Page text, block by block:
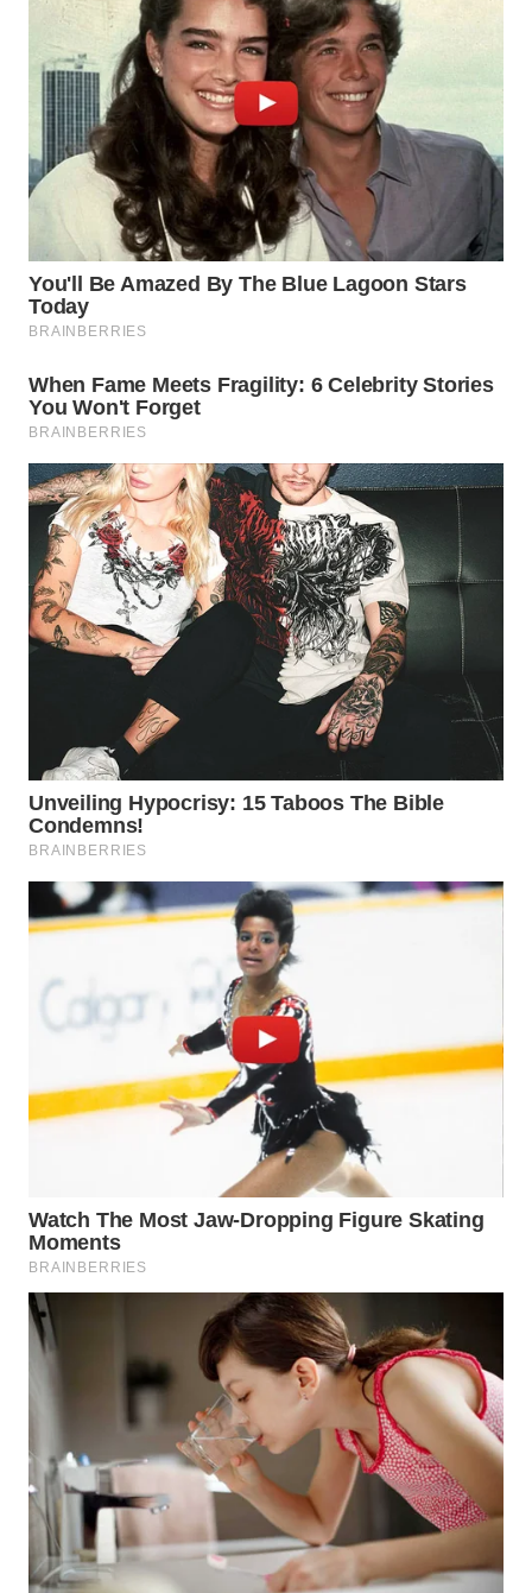
GORONTALO
WN
SULUT
MALUKU
WN
MALUT
WN
DAIRI
WN
DANAU
TOBA
WN
NIAS
WN
TAPANULI
SELATAN
TANJUNG
LESUNG
WN
KARO
SIMALUNGUN
WN
TAPANULI
TENGAH
WN DELI
TEBING
TINGGI
WN
PAKPAK